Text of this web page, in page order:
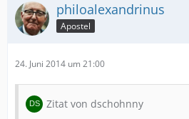
philoalexandrinus
Apostel
24. Juni 2014 um 21:00
Zitat von dschohnny